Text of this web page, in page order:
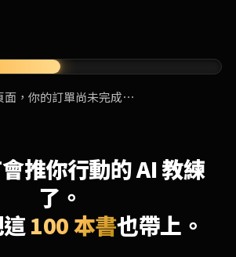
面，你的訂單尚未完成⋯
推你行動的 AI 教練
了。
100 本書也帶上。